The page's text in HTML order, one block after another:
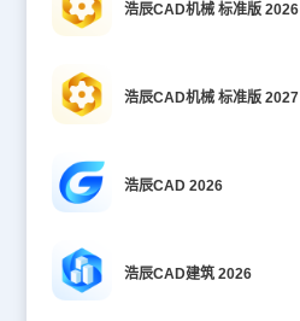
浩辰CAD机械 标准版 2026
浩辰CAD机械 标准版 2027
浩辰CAD 2026
浩辰CAD建筑 2026